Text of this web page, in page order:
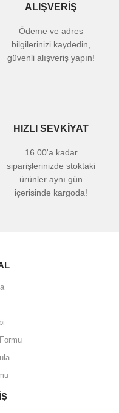
ALIŞVERİŞ
Ödeme ve adres
bilgilerinizi kaydedin,
güvenli alışveriş yapın!
HIZLI SEVKİYAT
16.00'a kadar
siparişlerinizde stoktaki
ürünler aynı gün
içerisinde kargoda!